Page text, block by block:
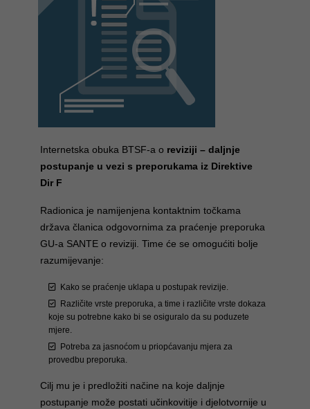
Internetska obuka BTSF-a o reviziji – daljnje
postupanje u vezi s preporukama iz Direktive
Dir F
Radionica je namijenjena kontaktnim točkama
država članica odgovornima za praćenje preporuka
GU-a SANTE o reviziji. Time će se omogućiti bolje
razumijevanje:
Kako se praćenje uklapa u postupak revizije.
Različite vrste preporuka, a time i različite vrste dokaza
koje su potrebne kako bi se osiguralo da su poduzete
mjere.
Potreba za jasnoćom u priopćavanju mjera za
provedbu preporuka.
Cilj mu je i predložiti načine na koje daljnje
postupanje može postati učinkovitije i djelotvornije u